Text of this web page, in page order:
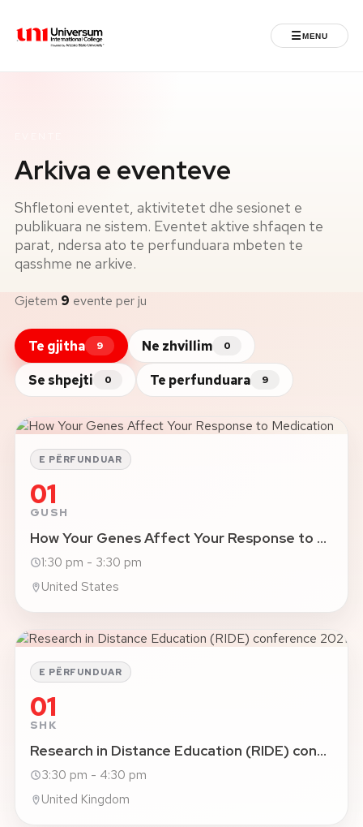
Universum University ☰MENU
Regjistrimet
Programet
Jeta Studentore
Ndërkombëtare
Fuqizuar nga ASU
Rreth nesh
Lajme
Kontakti
GJUHA
HYR
UMS Staff
Arkiva e eventeve
Shfletoni eventet, aktivitetet dhe sesionet e
publikuara ne sistem. Eventet aktive shfaqen te
parat, ndersa ato te perfunduara mbeten te
qasshme ne arkive.
Gjetem 9 evente per ju
Te gjitha 9 Ne zhvillim 0
Se shpejti 0 Te perfunduara 9
E PËRFUNDUAR
01
GUSH
How Your Genes Affect Your Response to Medication
1:30 pm - 3:30 pm
United States
E PËRFUNDUAR
01
SHK
Research in Distance Education (RIDE) conference 2021
3:30 pm - 4:30 pm
United Kingdom